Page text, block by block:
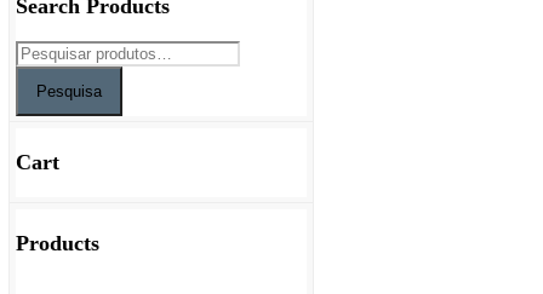
Search Products
Pesquisa
Cart
Products